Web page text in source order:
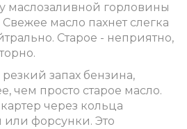
горловины
масло пахнет слегка
Старое - неприятно,
запах бензина,
чем просто старое масло.
через кольца
форсунки. Это